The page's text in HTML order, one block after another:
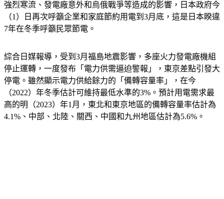
強烈寒流、發電廠意外和烏俄戰爭等造成的影響，日本政府今
（1）日再次呼籲企業和家庭節約用電到3月底，這是日本睽違
7年在冬季呼籲民眾節電。
綜合日媒報導，受到3月福島地震影響，多座火力發電廠機組
停止運轉，一度發布「電力供需逼迫警報」，東京差點引發大
停電。雖然顯示電力供給餘力的「備轉容量率」，在今
（2022）年冬季估計可維持最低水準的3%。預計用電需求最
高的明（2023）年1月，東北和東京地區的備轉容量率估計為
4.1%、中部、北陸、關西、中國和九州地區估計為5.6%。